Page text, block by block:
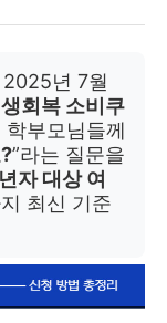
년 7월
회복 소비쿠
학부모님들께
”라는 질문을
자 대상 여
최신 기준